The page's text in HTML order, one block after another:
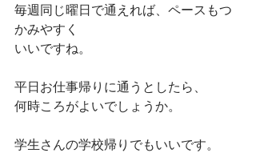
毎週同じ曜日で通えれば、ペースもつ
かみやすく
いいですね。
平日お仕事帰りに通うとしたら、
何時ころがよいでしょうか。
学生さんの学校帰りでもいいです。